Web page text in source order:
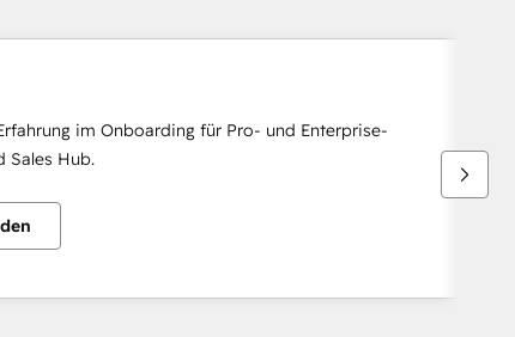
im Onboarding für Pro- und Enterprise-
Sales Hub.